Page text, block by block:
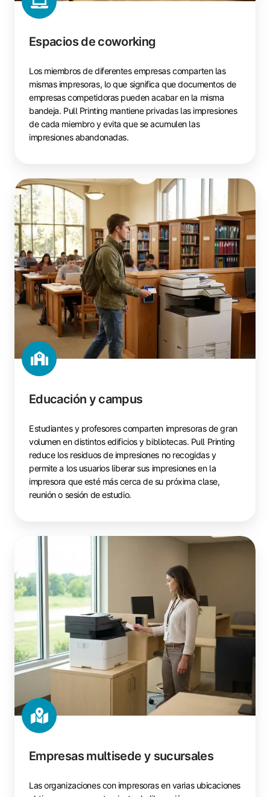
Espacios de coworking
Los miembros de diferentes empresas comparten las
mismas impresoras, lo que significa que documentos de
empresas competidoras pueden acabar en la misma
bandeja. Pull Printing mantiene privadas las impresiones
de cada miembro y evita que se acumulen las
impresiones abandonadas.
Educación
y
campus
Educación y campus
Estudiantes y profesores comparten impresoras de gran
volumen en distintos edificios y bibliotecas. Pull Printing
reduce los residuos de impresiones no recogidas y
permite a los usuarios liberar sus impresiones en la
impresora que esté más cerca de su próxima clase,
reunión o sesión de estudio.
Empresas
y
sucursales
Empresas multisede y sucursales
Las organizaciones con impresoras en varias ubicaciones